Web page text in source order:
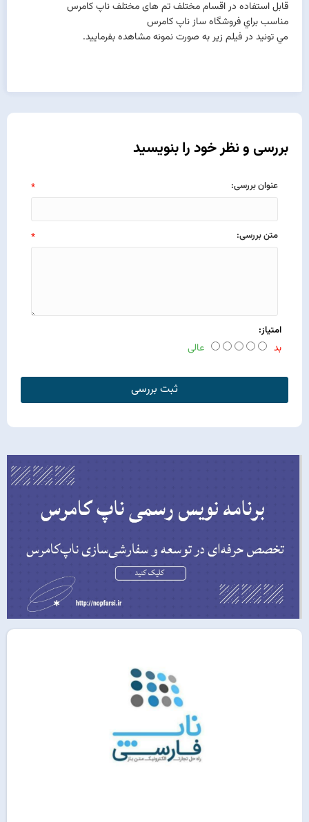
قابل استفاده در اقسام مختلف تم های مختلف ناپ کامرس
مناسب براي فروشگاه ساز ناپ كامرس
مي تونيد در فيلم زير به صورت نمونه مشاهده بفرماييد.
بررسی و نظر خود را بنویسید
عنوان بررسی: *
متن بررسی: *
امتیاز:
بد عالی
ثبت بررسی